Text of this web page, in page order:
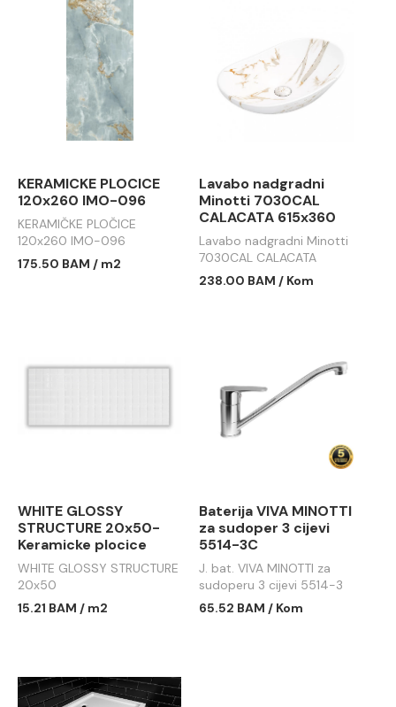
KERAMICKE PLOCICE
120x260 IMO-096
KERAMIČKE PLOČICE
120x260 IMO-096
175.50 BAM / m2
Lavabo nadgradni
Minotti 7030CAL
CALACATA 615x360
Lavabo nadgradni Minotti
7030CAL CALACATA
615x360
238.00 BAM / Kom
WHITE GLOSSY
STRUCTURE 20x50-
Keramicke plocice
WHITE GLOSSY STRUCTURE
20x50
15.21 BAM / m2
Baterija VIVA MINOTTI
za sudoper 3 cijevi
5514-3C
J. bat. VIVA MINOTTI za
sudoperu 3 cijevi 5514-3
65.52 BAM / Kom